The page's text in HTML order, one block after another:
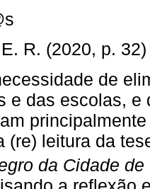
R. (2020, p. 32)
de
e das escolas, e
(re) leitura da
da Cidade